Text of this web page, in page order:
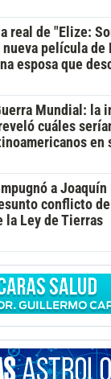
real de "Elize:
nueva película de
esposa que
Mundial: la
cuáles
en
a Joaquín
conflicto
la Ley de Tierras